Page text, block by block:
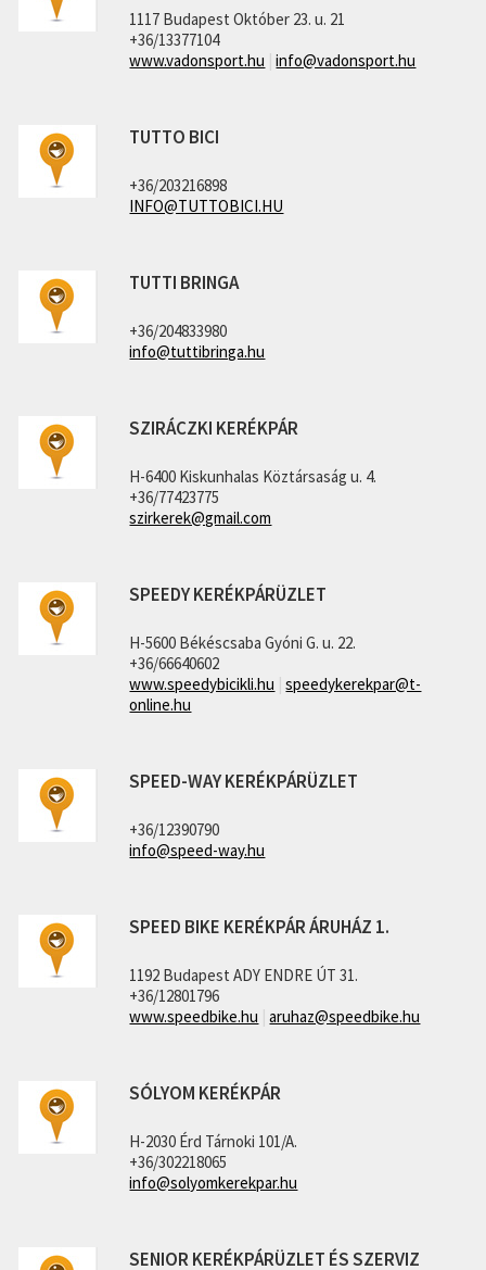
1117 Budapest Október 23. u. 21
+36/13377104
www.vadonsport.hu |info@vadonsport.hu
TUTTO BICI
+36/203216898
INFO@TUTTOBICI.HU
TUTTI BRINGA
+36/204833980
info@tuttibringa.hu
SZIRÁCZKI KERÉKPÁR
H-6400 Kiskunhalas Köztársaság u. 4.
+36/77423775
szirkerek@gmail.com
SPEEDY KERÉKPÁRÜZLET
H-5600 Békéscsaba Gyóni G. u. 22.
+36/66640602
www.speedybicikli.hu |speedykerekpar@t-
online.hu
SPEED-WAY KERÉKPÁRÜZLET
+36/12390790
info@speed-way.hu
SPEED BIKE KERÉKPÁR ÁRUHÁZ 1.
1192 Budapest ADY ENDRE ÚT 31.
+36/12801796
www.speedbike.hu |aruhaz@speedbike.hu
SÓLYOM KERÉKPÁR
H-2030 Érd Tárnoki 101/A.
+36/302218065
info@solyomkerekpar.hu
SENIOR KERÉKPÁRÜZLET ÉS SZERVIZ